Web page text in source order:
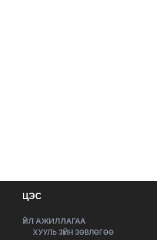
ЦЭС
ҮЙЛ АЖИЛЛАГАА
ХУУЛЬ ЗҮЙН ЗӨВЛӨГӨӨ